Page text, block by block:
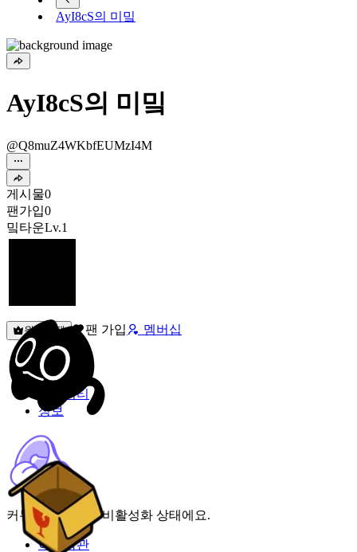
AyI8cS의 미밐
AyI8cS의 미밐
@Q8muZ4WKbfEUMzI4M
게시물0
팬가입0
밐타운Lv.1
원픽선택 팬 가입 멤버십
밐타운
피드
커뮤니티
정보
커뮤니티 기능이 비활성화 상태에요.
이용약관